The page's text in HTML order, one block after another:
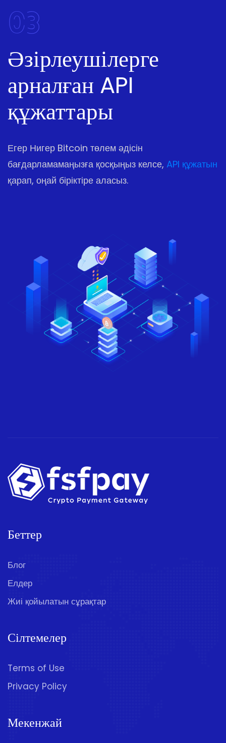
03
Әзірлеушілерге
арналған API
құжаттары
Егер Нигер Bitcoin төлем әдісін
бағдарламамаңызға қосқыңыз келсе, API құжатын
қарап, оңай біріктіре аласыз.
Беттер
Блог
Елдер
Жиі қойылатын сұрақтар
Сілтемелер
Terms of Use
Privacy Policy
Мекенжай